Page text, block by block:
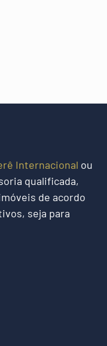
Internacional ou
qualificada,
de acordo
seja para